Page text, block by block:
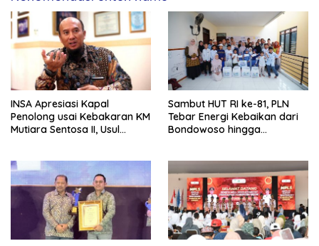
INSA Apresiasi Kapal
Penolong usai Kebakaran KM
Mutiara Sentosa II, Usul
Sambut HUT RI ke-81, PLN
Tebar Energi Kebaikan dari
Bondowoso hingga